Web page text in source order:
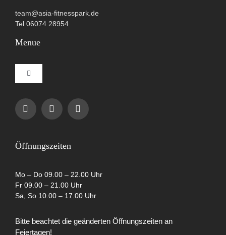
team@asia-fitnesspark.de
Tel 06074 28954
Menue
Toggle
Navigation
Impressum
Cookie-Richtlinie (EU)
Partner
Öffnungszeiten
Mo – Do 09.00 – 22.00 Uhr
Fr 09.00 – 21.00 Uhr
Sa, So 10.00 – 17.00 Uhr
Bitte beachtet die geänderten Öffnungszeiten an
Feiertagen!